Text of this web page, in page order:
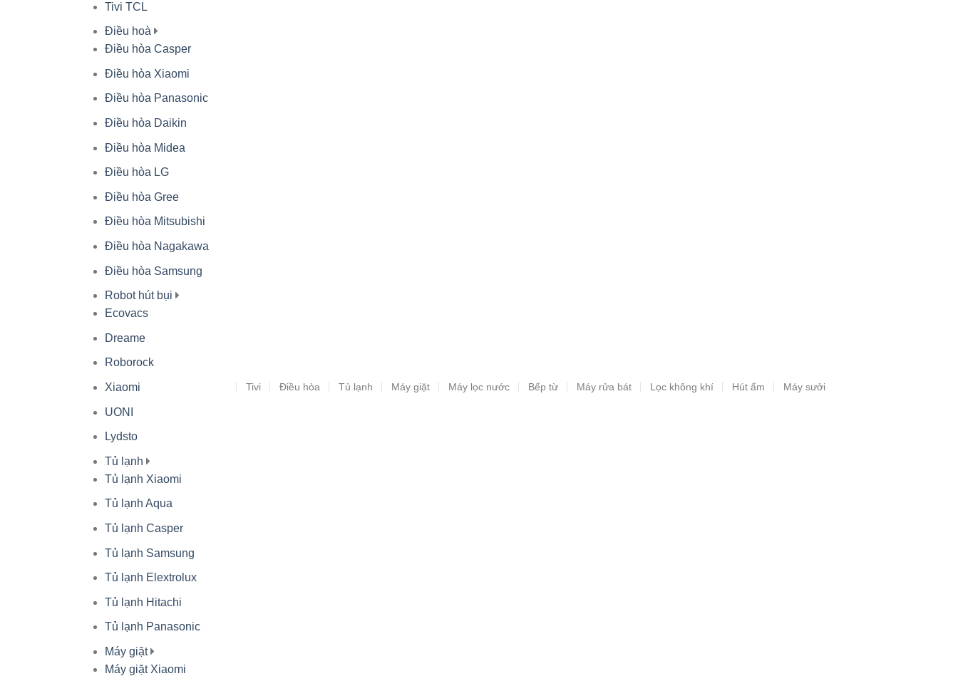
Tivi TCL
Điều hoà
Điều hòa Casper
Điều hòa Xiaomi
Điều hòa Panasonic
Điều hòa Daikin
Điều hòa Midea
Điều hòa LG
Điều hòa Gree
Điều hòa Mitsubishi
Điều hòa Nagakawa
Điều hòa Samsung
Robot hút bụi
Ecovacs
Dreame
Roborock
Xiaomi
UONI
Lydsto
Tủ lạnh
Tủ lạnh Xiaomi
Tủ lạnh Aqua
Tủ lạnh Casper
Tủ lạnh Samsung
Tủ lạnh Elextrolux
Tủ lạnh Hitachi
Tủ lạnh Panasonic
Máy giặt
Máy giặt Xiaomi
Tivi Điều hòa Tủ lạnh Máy giặt Máy lọc nước Bếp từ Máy rửa bát Lọc không khí Hút ẩm Máy sưởi